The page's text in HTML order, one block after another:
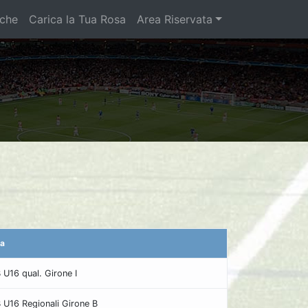
Carica la Tua Rosa Area Riservata
U16 qual. Girone I
Regionali Girone B